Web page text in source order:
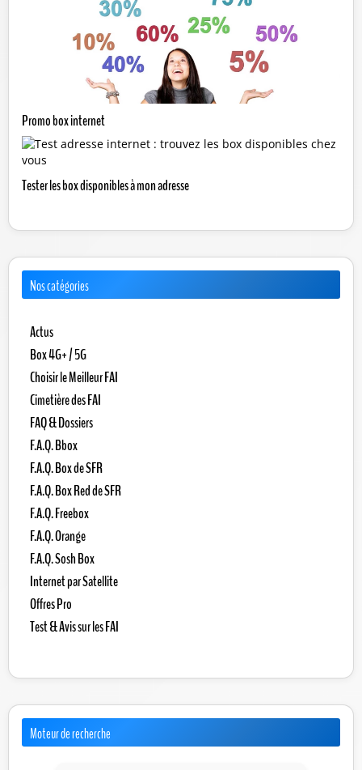
Promo box internet
Tester les box disponibles à mon adresse
Nos catégories
Actus
Box 4G+ / 5G
Choisir le Meilleur FAI
Cimetière des FAI
FAQ & Dossiers
F.A.Q. Bbox
F.A.Q. Box de SFR
F.A.Q. Box Red de SFR
F.A.Q. Freebox
F.A.Q. Orange
F.A.Q. Sosh Box
Internet par Satellite
Offres Pro
Test & Avis sur les FAI
Moteur de recherche